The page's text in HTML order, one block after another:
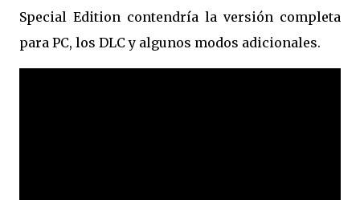
Special Edition contendría la versión completa
para PC, los DLC y algunos modos adicionales.